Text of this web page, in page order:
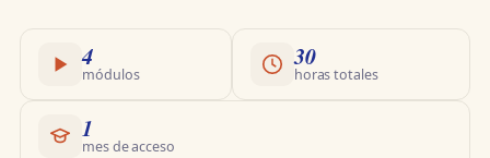
4
módulos
30
horas totales
1
mes de acceso